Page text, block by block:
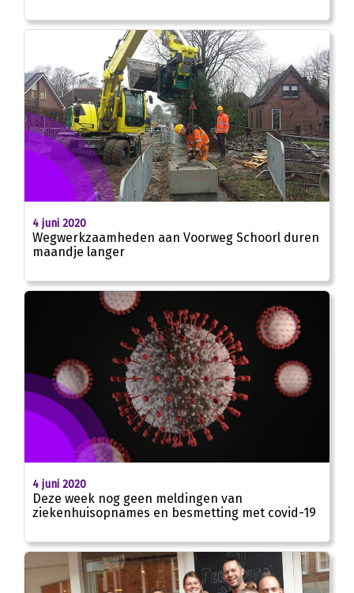
4 juni 2020
Wegwerkzaamheden aan Voorweg Schoorl duren
maandje langer
4 juni 2020
Deze week nog geen meldingen van
ziekenhuisopnames en besmetting met covid-19